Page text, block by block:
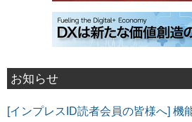
お知らせ
[インプレスID読者会員の皆様へ] 機